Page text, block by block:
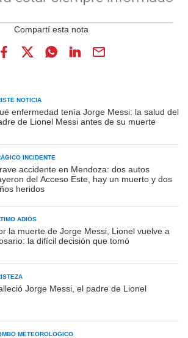
NOTICIA
enfermedad tenía Jorge Messi: la salud del
de Lionel Messi antes de su muerte
INCIDENTE
accidente en Mendoza: dos autos
del Acceso Este, hay un muerto y dos
heridos
ADIÓS
la muerte de Jorge Messi, Lionel vuelve a
la difícil decisión que tomó
Jorge Messi, el padre de Lionel
METEOROLÓGICO